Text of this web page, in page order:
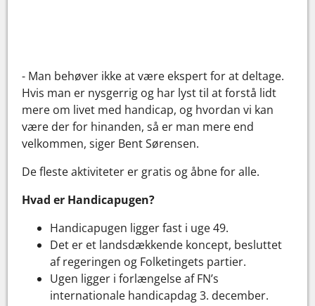
- Man behøver ikke at være ekspert for at deltage.
Hvis man er nysgerrig og har lyst til at forstå lidt
mere om livet med handicap, og hvordan vi kan
være der for hinanden, så er man mere end
velkommen, siger Bent Sørensen.
De fleste aktiviteter er gratis og åbne for alle.
Hvad er Handicapugen?
Handicapugen ligger fast i uge 49.
Det er et landsdækkende koncept, besluttet
af regeringen og Folketingets partier.
Ugen ligger i forlængelse af FN’s
internationale handicapdag 3. december.